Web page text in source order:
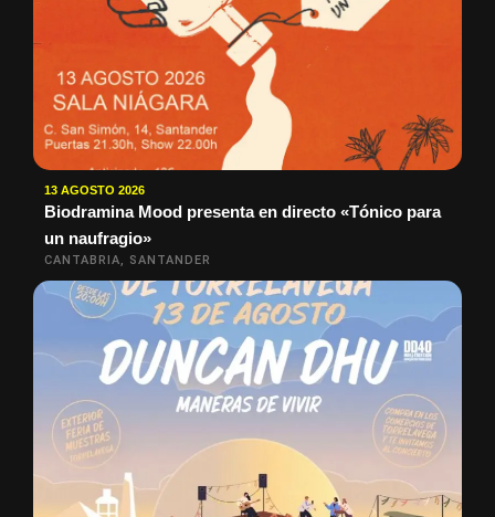
13 AGOSTO 2026
Biodramina Mood presenta en directo «Tónico para
un naufragio»
CANTABRIA, SANTANDER